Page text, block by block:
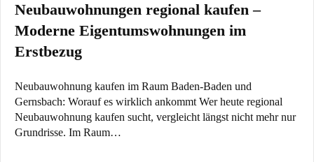
Neubauwohnungen regional kaufen –
Moderne Eigentumswohnungen im
Erstbezug
Neubauwohnung kaufen im Raum Baden-Baden und
Gernsbach: Worauf es wirklich ankommt Wer heute regional
Neubauwohnung kaufen sucht, vergleicht längst nicht mehr nur
Grundrisse. Im Raum…